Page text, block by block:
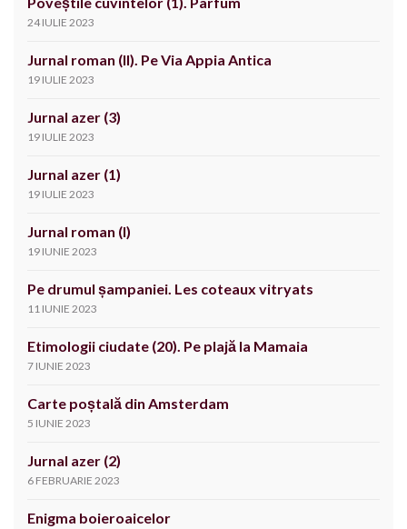
24 IULIE 2023
Jurnal roman (II). Pe Via Appia Antica
19 IULIE 2023
Jurnal azer (3)
19 IULIE 2023
Jurnal azer (1)
19 IULIE 2023
Jurnal roman (I)
19 IUNIE 2023
Pe drumul șampaniei. Les coteaux vitryats
11 IUNIE 2023
Etimologii ciudate (20). Pe plajă la Mamaia
7 IUNIE 2023
Carte poștală din Amsterdam
5 IUNIE 2023
Jurnal azer (2)
6 FEBRUARIE 2023
Enigma boieroaicelor